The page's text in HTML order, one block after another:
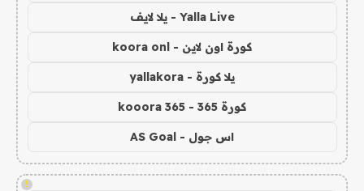
Yalla Live - يلا لايف
كورة اون لاين - koora onl
يلا كورة - yallakora
كورة 365 - kooora 365
اس جول - AS Goal
!